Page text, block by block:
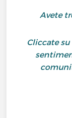
Avete
Cliccate